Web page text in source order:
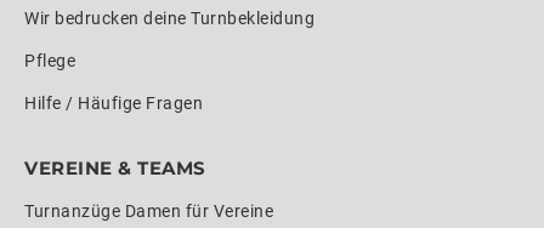
Wir bedrucken deine Turnbekleidung
Pflege
Hilfe / Häufige Fragen
VEREINE & TEAMS
Turnanzüge Damen für Vereine